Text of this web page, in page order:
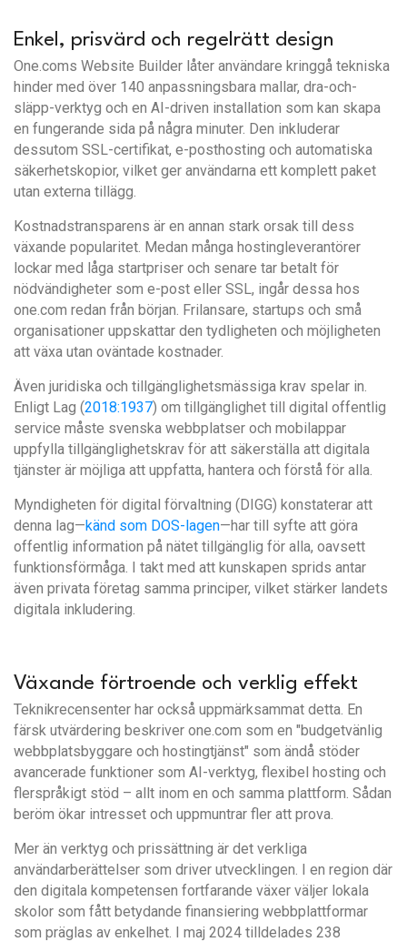
Enkel, prisvärd och regelrätt design
One.coms Website Builder låter användare kringgå tekniska
hinder med över 140 anpassningsbara mallar, dra-och-
släpp-verktyg och en AI-driven installation som kan skapa
en fungerande sida på några minuter. Den inkluderar
dessutom SSL-certifikat, e-posthosting och automatiska
säkerhetskopior, vilket ger användarna ett komplett paket
utan externa tillägg.
Kostnadstransparens är en annan stark orsak till dess
växande popularitet. Medan många hostingleverantörer
lockar med låga startpriser och senare tar betalt för
nödvändigheter som e-post eller SSL, ingår dessa hos
one.com redan från början. Frilansare, startups och små
organisationer uppskattar den tydligheten och möjligheten
att växa utan oväntade kostnader.
Även juridiska och tillgänglighetsmässiga krav spelar in.
Enligt Lag (2018:1937) om tillgänglighet till digital offentlig
service måste svenska webbplatser och mobilappar
uppfylla tillgänglighetskrav för att säkerställa att digitala
tjänster är möjliga att uppfatta, hantera och förstå för alla.
Myndigheten för digital förvaltning (DIGG) konstaterar att
denna lag—känd som DOS-lagen—har till syfte att göra
offentlig information på nätet tillgänglig för alla, oavsett
funktionsförmåga. I takt med att kunskapen sprids antar
även privata företag samma principer, vilket stärker landets
digitala inkludering.
Växande förtroende och verklig effekt
Teknikrecensenter har också uppmärksammat detta. En
färsk utvärdering beskriver one.com som en "budgetvänlig
webbplatsbyggare och hostingtjänst" som ändå stöder
avancerade funktioner som AI-verktyg, flexibel hosting och
flerspråkigt stöd – allt inom en och samma plattform. Sådan
beröm ökar intresset och uppmuntrar fler att prova.
Mer än verktyg och prissättning är det verkliga
användarberättelser som driver utvecklingen. I en region där
den digitala kompetensen fortfarande växer väljer lokala
skolor som fått betydande finansiering webbplattformar
som präglas av enkelhet. I maj 2024 tilldelades 238